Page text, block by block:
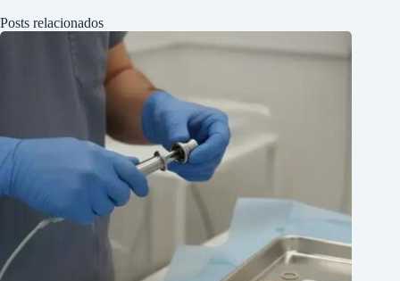
Posts relacionados